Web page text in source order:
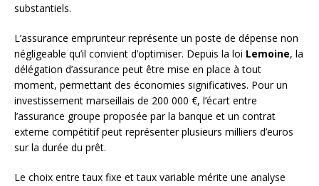
substantiels.
L’assurance emprunteur représente un poste de dépense non
négligeable qu’il convient d’optimiser. Depuis la loi Lemoine, la
délégation d’assurance peut être mise en place à tout
moment, permettant des économies significatives. Pour un
investissement marseillais de 200 000 €, l’écart entre
l’assurance groupe proposée par la banque et un contrat
externe compétitif peut représenter plusieurs milliers d’euros
sur la durée du prêt.
Le choix entre taux fixe et taux variable mérite une analyse